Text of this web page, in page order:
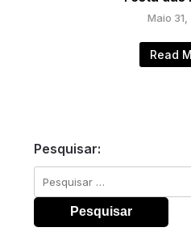
Maio 31,
Read
Pesquisar:
Pesquisar
por: